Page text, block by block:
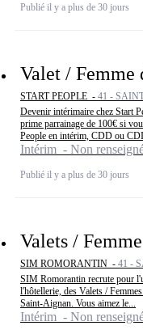
Publié il y a plus de 30 jours
Valet / Femme
START PEOPLE - 41 -
Devenir intérimaire chez Start
prime parrainage de 100€ si
People en intérim, CDD ou
Intérim - Non
Publié il y a plus de 30 jours
Valets /
SIM ROMORANTIN - 41 -
SIM Romorantin recrute pour
l'hôtellerie, des Valets /
Saint-Aignan. Vous aimez le...
Intérim - Non